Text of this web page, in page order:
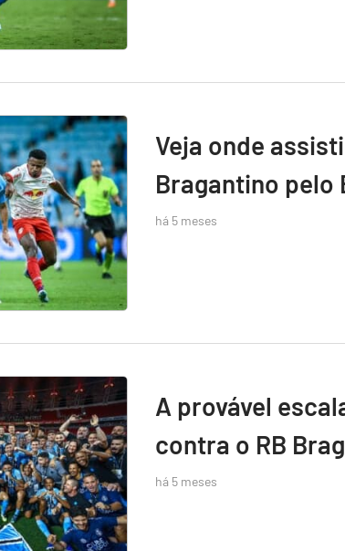
Veja onde
Bragantino pelo
há 5 meses
A provável
contra o RB
há 5 meses